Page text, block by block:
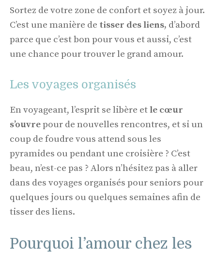
Sortez de votre zone de confort et soyez à jour.
C’est une manière de tisser des liens, d’abord
parce que c’est bon pour vous et aussi, c’est
une chance pour trouver le grand amour.
Les voyages organisés
En voyageant, l’esprit se libère etle cœur
s’ouvrepour de nouvelles rencontres, et si un
coup de foudre vous attend sous les
pyramides ou pendant une croisière ? C’est
beau, n’est-ce pas ? Alors n’hésitez pas à aller
dans des voyages organisés pour seniors pour
quelques jours ou quelques semaines afin de
tisser des liens.
Pourquoi l’amour chez les